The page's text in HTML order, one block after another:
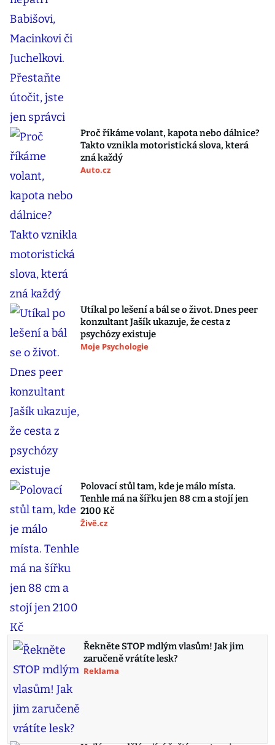
Proč říkáme volant, kapota nebo dálnice?
Takto vznikla motoristická slova, která
zná každý
Auto.cz
Utíkal po lešení a bál se o život. Dnes peer
konzultant Jašík ukazuje, že cesta z
psychózy existuje
Moje Psychologie
Polovací stůl tam, kde je málo místa.
Tenhle má na šířku jen 88 cm a stojí jen
2100 Kč
Živě.cz
Řekněte STOP mdlým vlasům! Jak jim
zaručeně vrátíte lesk?
Reklama